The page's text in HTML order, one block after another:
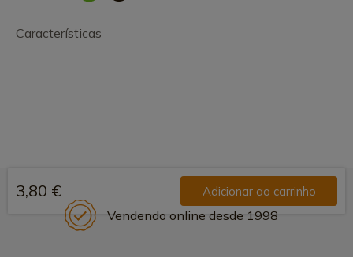
Características
3,80 € Adicionar ao carrinho
Vendendo online desde 1998